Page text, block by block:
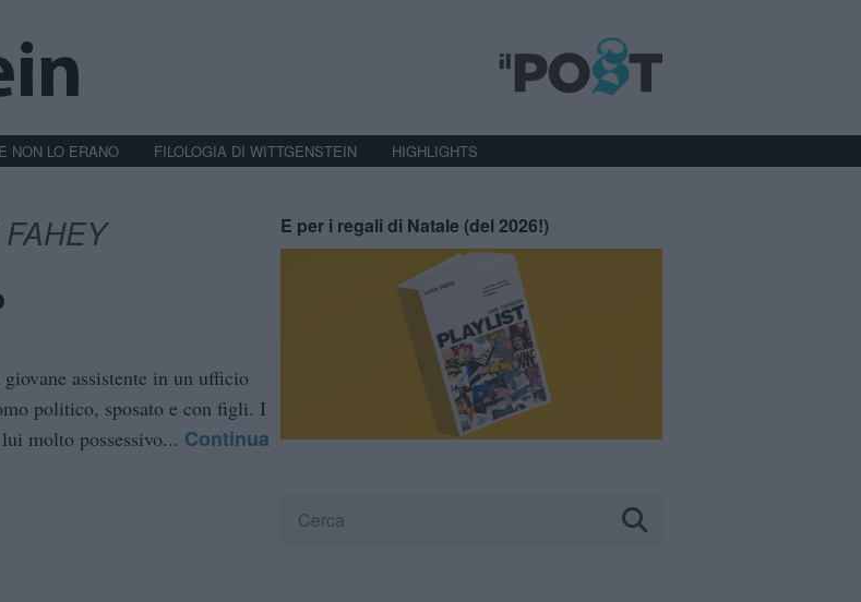
NON LO ERANO FILOLOGIA DI WITTGENSTEIN HIGHLIGHTS
assistente in un ufficio
politico, sposato e con figli. I
molto possessivo... Continua
E per i regali di Natale (del 2026!)